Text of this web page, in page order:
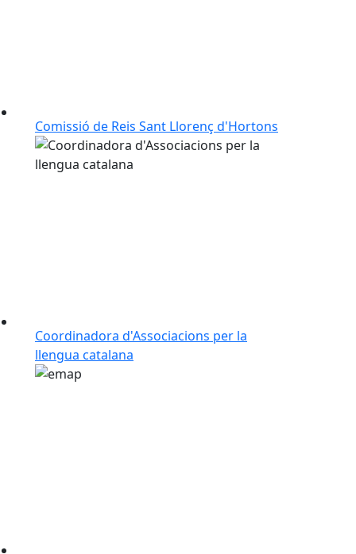
Comissió de Reis Sant Llorenç d'Hortons
Coordinadora d'Associacions per la
llengua catalana